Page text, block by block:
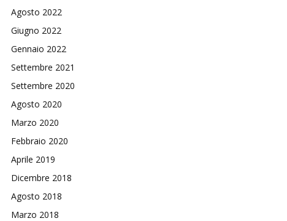
Agosto 2022
Giugno 2022
Gennaio 2022
Settembre 2021
Settembre 2020
Agosto 2020
Marzo 2020
Febbraio 2020
Aprile 2019
Dicembre 2018
Agosto 2018
Marzo 2018